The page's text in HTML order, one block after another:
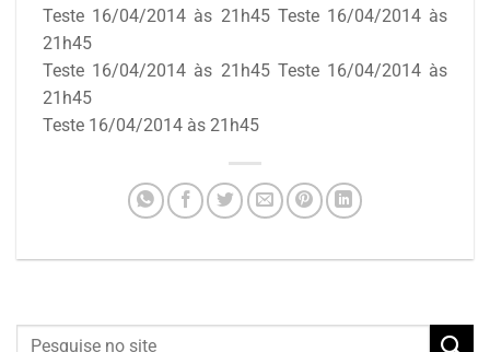
Teste 16/04/2014 às 21h45 Teste 16/04/2014 às
21h45
Teste 16/04/2014 às 21h45 Teste 16/04/2014 às
21h45
Teste 16/04/2014 às 21h45